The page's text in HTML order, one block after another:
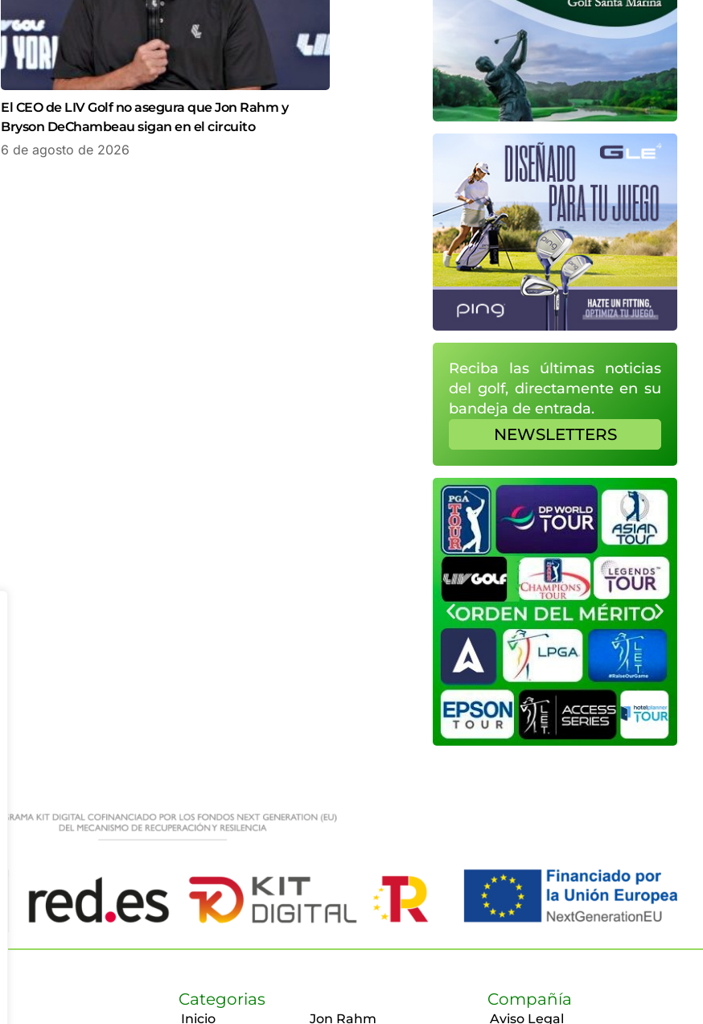
El CEO de LIV Golf no asegura que Jon Rahm y
Bryson DeChambeau sigan en el circuito
6 de agosto de 2026
Reciba las últimas noticias
del golf, directamente en su
bandeja de entrada.
NEWSLETTERS
Categorias
Inicio Jon Rahm
Compañía
Aviso Legal